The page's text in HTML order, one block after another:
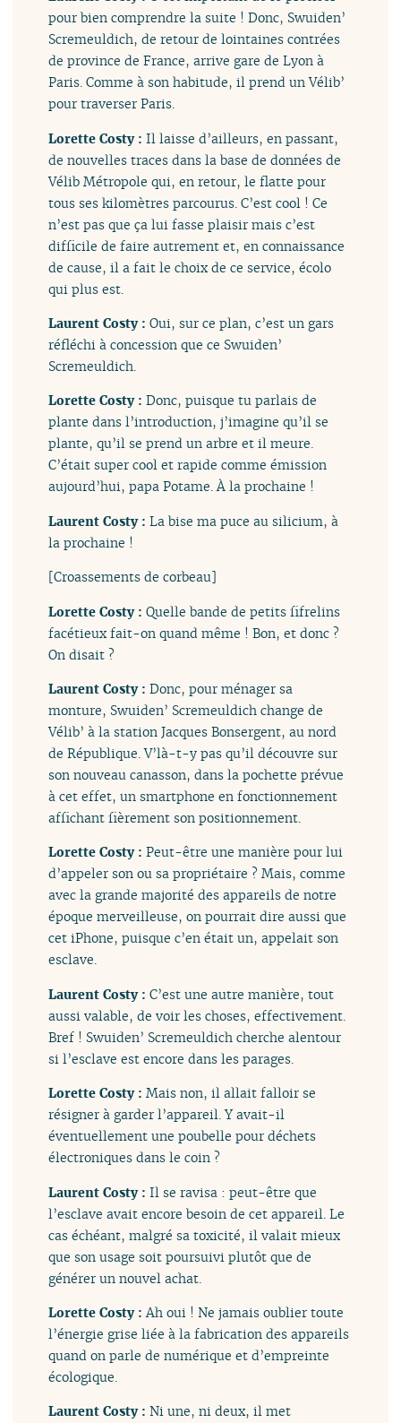
pour bien comprendre la suite ! Donc, Swuiden’
Scremeuldich, de retour de lointaines contrées
de province de France, arrive gare de Lyon à
Paris. Comme à son habitude, il prend un Vélib’
pour traverser Paris.
Lorette Costy :Il laisse d’ailleurs, en passant,
de nouvelles traces dans la base de données de
Vélib Métropole qui, en retour, le flatte pour
tous ses kilomètres parcourus. C’est cool ! Ce
n’est pas que ça lui fasse plaisir mais c’est
difficile de faire autrement et, en connaissance
de cause, il a fait le choix de ce service, écolo
qui plus est.
Laurent Costy :Oui, sur ce plan, c’est un gars
réfléchi à concession que ce Swuiden’
Scremeuldich.
Lorette Costy :Donc, puisque tu parlais de
plante dans l’introduction, j’imagine qu’il se
plante, qu’il se prend un arbre et il meure.
C’était super cool et rapide comme émission
aujourd’hui, papa Potame. À la prochaine !
Laurent Costy :La bise ma puce au silicium, à
la prochaine !
[Croassements de corbeau]
Lorette Costy :Quelle bande de petits fifrelins
facétieux fait-on quand même ! Bon, et donc ?
On disait ?
Laurent Costy :Donc, pour ménager sa
monture, Swuiden’ Scremeuldich change de
Vélib’ à la station Jacques Bonsergent, au nord
de République. V’là-t-y pas qu’il découvre sur
son nouveau canasson, dans la pochette prévue
à cet effet, un smartphone en fonctionnement
affichant fièrement son positionnement.
Lorette Costy :Peut-être une manière pour lui
d’appeler son ou sa propriétaire ? Mais, comme
avec la grande majorité des appareils de notre
époque merveilleuse, on pourrait dire aussi que
cet iPhone, puisque c’en était un, appelait son
esclave.
Laurent Costy :C’est une autre manière, tout
aussi valable, de voir les choses, effectivement.
Bref ! Swuiden’ Scremeuldich cherche alentour
si l’esclave est encore dans les parages.
Lorette Costy :Mais non, il allait falloir se
résigner à garder l’appareil. Y avait-il
éventuellement une poubelle pour déchets
électroniques dans le coin ?
Laurent Costy :Il se ravisa : peut-être que
l’esclave avait encore besoin de cet appareil. Le
cas échéant, malgré sa toxicité, il valait mieux
que son usage soit poursuivi plutôt que de
générer un nouvel achat.
Lorette Costy :Ah oui ! Ne jamais oublier toute
l’énergie grise liée à la fabrication des appareils
quand on parle de numérique et d’empreinte
écologique.
Laurent Costy :Ni une, ni deux, il met